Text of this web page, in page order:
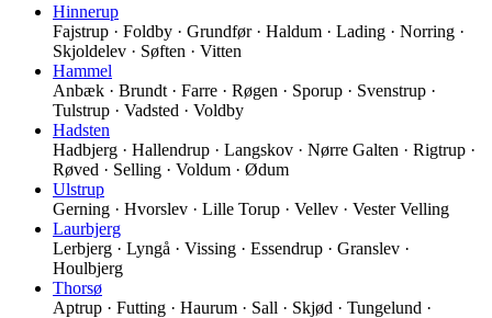
Hinnerup
Fajstrup · Foldby · Grundfør · Haldum · Lading · Norring ·
Skjoldelev · Søften · Vitten
Hammel
Anbæk · Brundt · Farre · Røgen · Sporup · Svenstrup ·
Tulstrup · Vadsted · Voldby
Hadsten
Hadbjerg · Hallendrup · Langskov · Nørre Galten · Rigtrup ·
Røved · Selling · Voldum · Ødum
Ulstrup
Gerning · Hvorslev · Lille Torup · Vellev · Vester Velling
Laurbjerg
Lerbjerg · Lyngå · Vissing · Essendrup · Granslev ·
Houlbjerg
Thorsø
Aptrup · Futting · Haurum · Sall · Skjød · Tungelund ·